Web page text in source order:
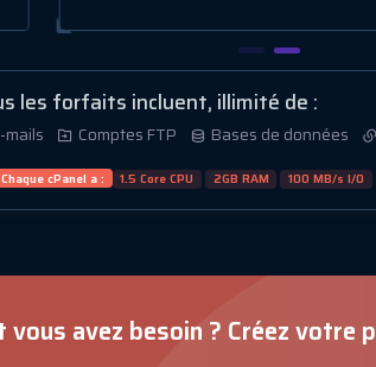
les forfaits incluent, illimité de :
mails Comptes FTP Bases de données
Chaque cPanel a : 1.5 Core CPU 2GB RAM 100 MB/s I/O
vous avez besoin ? Créez